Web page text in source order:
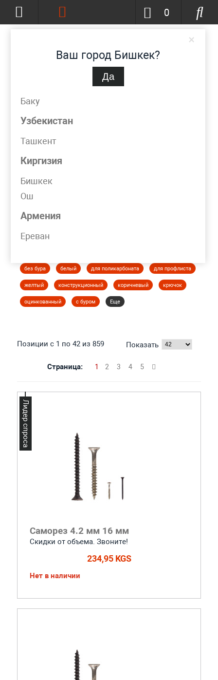
×
Ваш город Бишкек?
Да
Баку
Узбекистан
Ташкент
Киргизия
Бишкек
Ош
Армения
Ереван
0
КАТАЛОГ
САМОРЕЗ
без бура белый для поликарбоната для профлиста
желтый конструкционный коричневый крючок
оцинкованный с буром Еще
Позиции с 1 по 42 из 859 Показать
Страница: 1 2 3 4 5
Саморез 4.2 мм 16 мм
Скидки от объема. Звоните!
234,95 KGS
Нет в наличии
Лидер спроса